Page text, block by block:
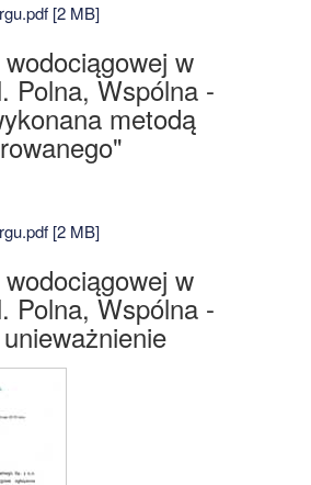
[2 MB]
w
Polna, Wspólna -
metodą
[2 MB]
w
Polna, Wspólna -